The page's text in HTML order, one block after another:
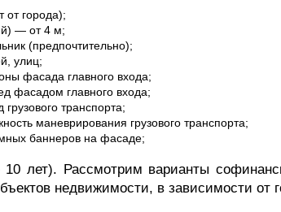
от города);
— от 4 м;
(предпочтительно);
улиц;
фасада главного входа;
фасадом главного входа;
транспорта;
маневрирования грузового транспорта;
баннеров на фасаде;
лет). Рассмотрим варианты
недвижимости, в зависимости от